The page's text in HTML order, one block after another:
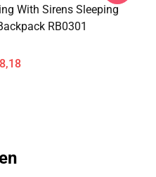
With Sirens Sleeping
RB0301